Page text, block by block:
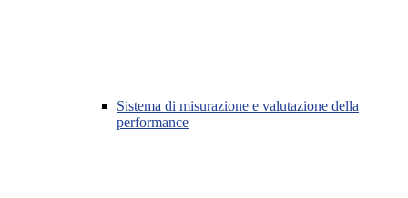
Sistema di misurazione e valutazione della
performance